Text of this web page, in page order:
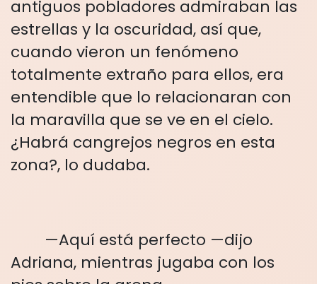
antiguos pobladores admiraban las
estrellas y la oscuridad, así que,
cuando vieron un fenómeno
totalmente extraño para ellos, era
entendible que lo relacionaran con
la maravilla que se ve en el cielo.
¿Habrá cangrejos negros en esta
zona?, lo dudaba.
—Aquí está perfecto —dijo
Adriana, mientras jugaba con los